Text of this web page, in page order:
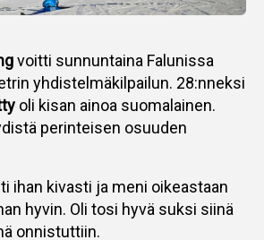
voitti sunnuntaina Falunissa
yhdistelmäkilpailun. 28:nneksi
oli kisan ainoa suomalainen.
perinteisen osuuden
ihan kivasti ja meni oikeastaan
hyvin. Oli tosi hyvä suksi siinä
onnistuttiin.